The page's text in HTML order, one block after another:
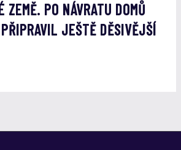
ZEMĚ. PO NÁVRATU DOMŮ
JEŠTĚ DĚSIVĚJŠÍ